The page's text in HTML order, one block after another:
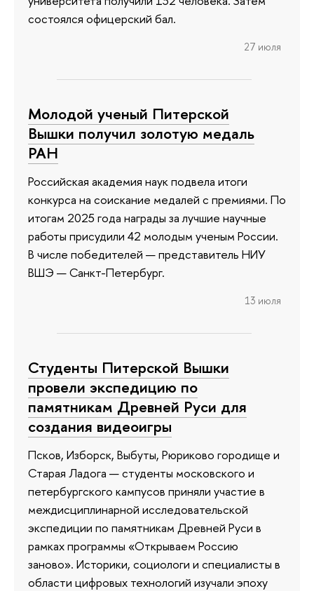
состоялся офицерский бал.
27 июля
Молодой ученый Питерской
Вышки получил золотую медаль
РАН
Российская академия наук подвела итоги
конкурса на соискание медалей с премиями. По
итогам 2025 года награды за лучшие научные
работы присудили 42 молодым ученым России.
В числе победителей — представитель НИУ
ВШЭ — Санкт-Петербург.
13 июля
Студенты Питерской Вышки
провели экспедицию по
памятникам Древней Руси для
создания видеоигры
Псков, Изборск, Выбуты, Рюриково городище и
Старая Ладога — студенты московского и
петербургского кампусов приняли участие в
междисциплинарной исследовательской
экспедиции по памятникам Древней Руси в
рамках программы «Открываем Россию
заново». Историки, социологи и специалисты в
области цифровых технологий изучали эпоху